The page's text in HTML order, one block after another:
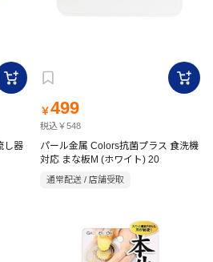
し器
￥499
税込￥548
パール金属 Colors抗菌プラス 食洗機
対応 まな板M (ホワイト) 20
通常配送 / 店舗受取